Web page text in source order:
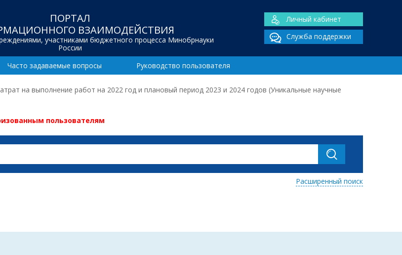
ПОРТАЛ
ВЗАИМОДЕЙСТВИЯ
участниками бюджетного процесса Минобрнауки
России
Личный кабинет
Служба поддержки
Часто задаваемые вопросы Руководство пользователя
на выполнение работ на 2022 год и плановый период 2023 и 2024 годов (Уникальные научные
пользователям
Расширенный поиск